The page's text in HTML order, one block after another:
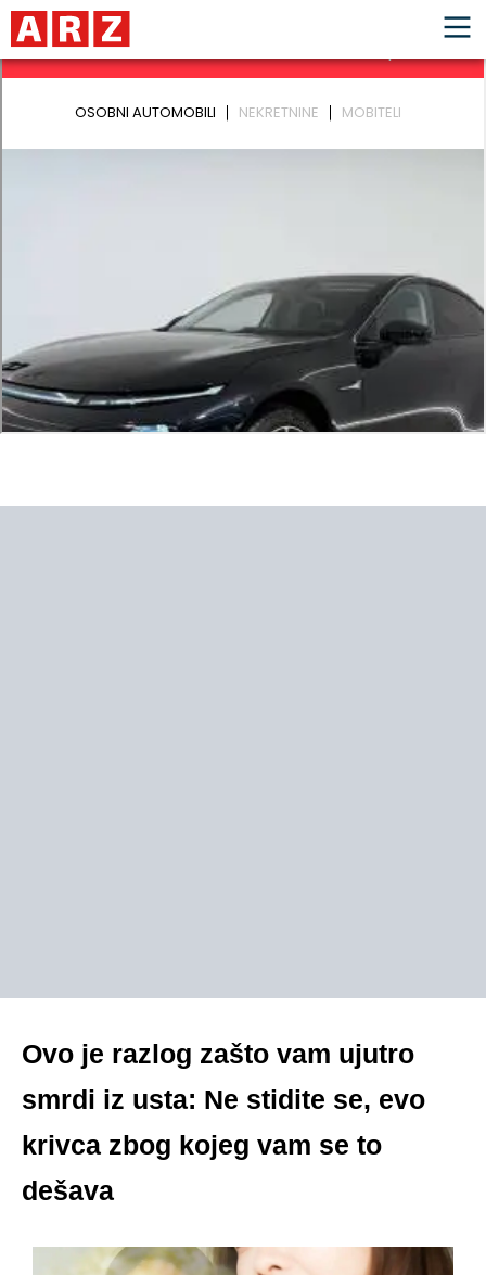
Ovo je razlog zašto vam ujutro
smrdi iz usta: Ne stidite se, evo
krivca zbog kojeg vam se to
dešava